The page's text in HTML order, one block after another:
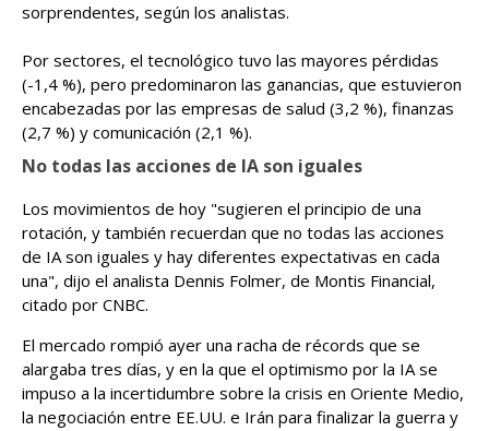
sorprendentes, según los analistas.
Por sectores, el tecnológico tuvo las mayores pérdidas
(-1,4 %), pero predominaron las ganancias, que estuvieron
encabezadas por las empresas de salud (3,2 %), finanzas
(2,7 %) y comunicación (2,1 %).
No todas las acciones de IA son iguales
Los movimientos de hoy "sugieren el principio de una
rotación, y también recuerdan que no todas las acciones
de IA son iguales y hay diferentes expectativas en cada
una", dijo el analista Dennis Folmer, de Montis Financial,
citado por CNBC.
El mercado rompió ayer una racha de récords que se
alargaba tres días, y en la que el optimismo por la IA se
impuso a la incertidumbre sobre la crisis en Oriente Medio,
la negociación entre EE.UU. e Irán para finalizar la guerra y